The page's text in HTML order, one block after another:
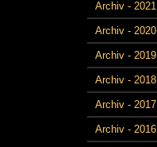
Archiv - 2021
Archiv - 2020
Archiv - 2019
Archiv - 2018
Archiv - 2017
Archiv - 2016